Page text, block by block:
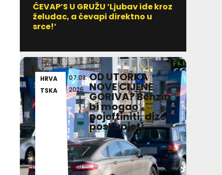
ĆEVAP’S U GRUŽU ‘Ljubav ide kroz
želudac, a ćevapi direktno u
srce!’
HRVA
TSKA
07.08.
2026
OD UTORKA
NOVE CIJENE
GORIVA? Benzin
bi mogao
pojeftiniti, dizel
poskupjeti